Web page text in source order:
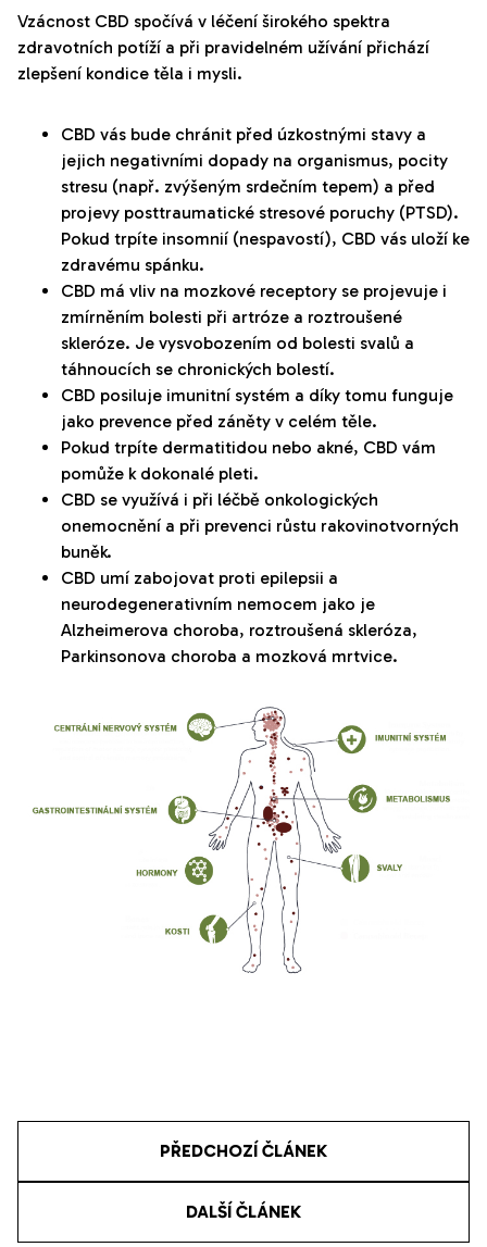
Vzácnost CBD spočívá v léčení širokého spektra
zdravotních potíží a při pravidelném užívání přichází
zlepšení kondice těla i mysli.
CBD vás bude chránit před úzkostnými stavy a
jejich negativními dopady na organismus, pocity
stresu (např. zvýšeným srdečním tepem) a před
projevy posttraumatické stresové poruchy (PTSD).
Pokud trpíte insomnií (nespavostí), CBD vás uloží ke
zdravému spánku.
CBD má vliv na mozkové receptory se projevuje i
zmírněním bolesti při artróze a roztroušené
skleróze. Je vysvobozením od bolesti svalů a
táhnoucích se chronických bolestí.
CBD posiluje imunitní systém a díky tomu funguje
jako prevence před záněty v celém těle.
Pokud trpíte dermatitidou nebo akné, CBD vám
pomůže k dokonalé pleti.
CBD se využívá i při léčbě onkologických
onemocnění a při prevenci růstu rakovinotvorných
buněk.
CBD umí zabojovat proti epilepsii a
neurodegenerativním nemocem jako je
Alzheimerova choroba, roztroušená skleróza,
Parkinsonova choroba a mozková mrtvice.
PŘEDCHOZÍ ČLÁNEK
DALŠÍ ČLÁNEK